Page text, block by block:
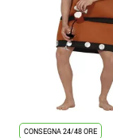
CONSEGNA 24/48 ORE